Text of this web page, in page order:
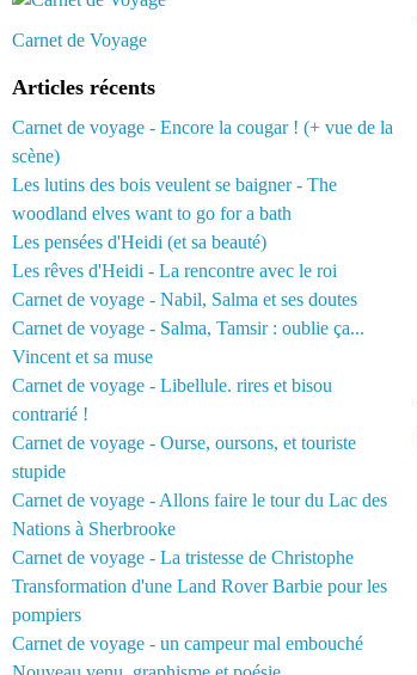
Carnet de Voyage
Articles récents
Carnet de voyage - Encore la cougar ! (+ vue de la
scène)
Les lutins des bois veulent se baigner - The
woodland elves want to go for a bath
Les pensées d'Heidi (et sa beauté)
Les rêves d'Heidi - La rencontre avec le roi
Carnet de voyage - Nabil, Salma et ses doutes
Carnet de voyage - Salma, Tamsir : oublie ça...
Vincent et sa muse
Carnet de voyage - Libellule. rires et bisou
contrarié !
Carnet de voyage - Ourse, oursons, et touriste
stupide
Carnet de voyage - Allons faire le tour du Lac des
Nations à Sherbrooke
Carnet de voyage - La tristesse de Christophe
Transformation d'une Land Rover Barbie pour les
pompiers
Carnet de voyage - un campeur mal embouché